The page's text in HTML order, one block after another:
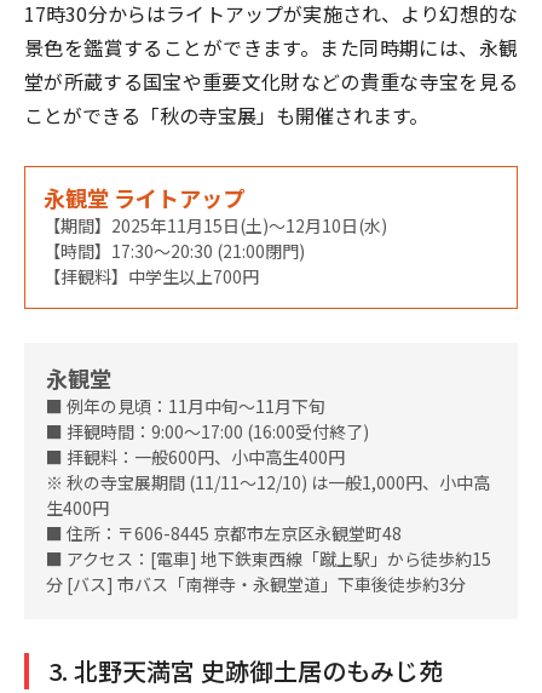
17時30分からはライトアップが実施され、より幻想的な
景色を鑑賞することができます。また同時期には、永観
堂が所蔵する国宝や重要文化財などの貴重な寺宝を見る
ことができる「秋の寺宝展」も開催されます。
永観堂 ライトアップ
【期間】2025年11月15日(土)～12月10日(水)
【時間】17:30～20:30 (21:00閉門)
【拝観料】中学生以上700円
永観堂
■ 例年の見頃：11月中旬～11月下旬
■ 拝観時間：9:00～17:00 (16:00受付終了)
■ 拝観料：一般600円、小中高生400円
※ 秋の寺宝展期間 (11/11～12/10) は一般1,000円、小中高
生400円
■ 住所：〒606-8445 京都市左京区永観堂町48
■ アクセス：[電車] 地下鉄東西線「蹴上駅」から徒歩約15
分 [バス] 市バス「南禅寺・永観堂道」下車後徒歩約3分
3. 北野天満宮 史跡御土居のもみじ苑